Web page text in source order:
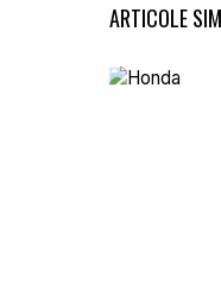
ARTICOLE